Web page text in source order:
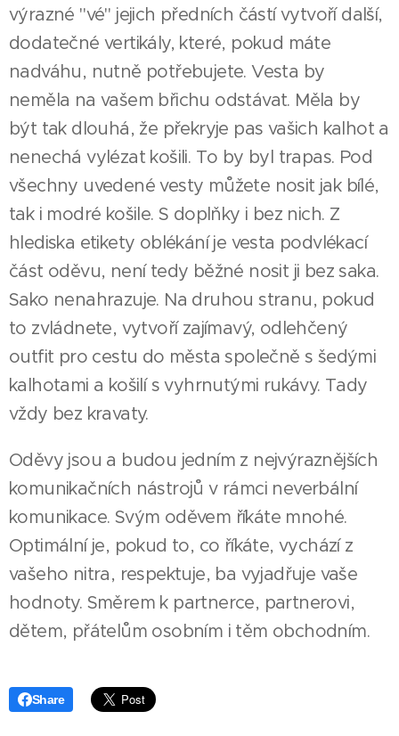
výrazné "vé" jejich předních částí vytvoří další,
dodatečné vertikály, které, pokud máte
nadváhu, nutně potřebujete. Vesta by
neměla na vašem břichu odstávat. Měla by
být tak dlouhá, že překryje pas vašich kalhot a
nenechá vylézat košili. To by byl trapas. Pod
všechny uvedené vesty můžete nosit jak bílé,
tak i modré košile. S doplňky i bez nich. Z
hlediska etikety oblékání je vesta podvlékací
část oděvu, není tedy běžné nosit ji bez saka.
Sako nenahrazuje. Na druhou stranu, pokud
to zvládnete, vytvoří zajímavý, odlehčený
outfit pro cestu do města společně s šedými
kalhotami a košilí s vyhrnutými rukávy. Tady
vždy bez kravaty.
Oděvy jsou a budou jedním z nejvýraznějších
komunikačních nástrojů v rámci neverbální
komunikace. Svým oděvem říkáte mnohé.
Optimální je, pokud to, co říkáte, vychází z
vašeho nitra, respektuje, ba vyjadřuje vaše
hodnoty. Směrem k partnerce, partnerovi,
dětem, přátelům osobním i těm obchodním.
Share